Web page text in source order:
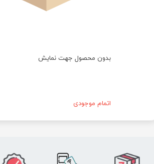
بدون محصول جهت نمایش
اتمام موجودی